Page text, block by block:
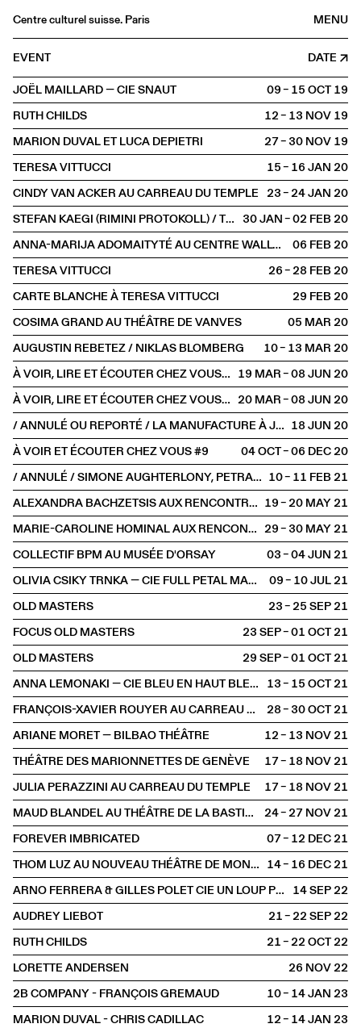
MENU
Centre culturel suisse. Paris
Agenda
Bookshop
Buvette
Archives
Medias
Publications
About
FR/EN
SCENE Show
EVENT
DATE
JOËL MAILLARD — CIE SNAUT
09 – 15 OCT2019
RUTH CHILDS
12 – 13 NOV2019
MARION DUVAL ET LUCA DEPIETRI
27 – 30 NOV2019
TERESA VITTUCCI
15 – 16 JAN2020
CINDY VAN ACKER AU CARREAU DU TEMPLE 23 – 24 JAN2020
STEFAN KAEGI (RIMINI PROTOKOLL) / THOMAS MELLE / MÜNCHNER KAMMERSPIELE 30 JAN – 02 FEB2020
ANNA-MARIJA ADOMAITYTÉ AU CENTRE WALLONIE-BRUXELLES
06 FEB2020
TERESA VITTUCCI
26 – 28 FEB2020
CARTE BLANCHE À TERESA VITTUCCI
29 FEB2020
COSIMA GRAND AU THÉÂTRE DE VANVES
05 MAR2020
AUGUSTIN REBETEZ / NIKLAS BLOMBERG
10 – 13 MAR2020
À VOIR, LIRE ET ÉCOUTER CHEZ VOUS #4 19 MAR – 08 JUN2020
À VOIR, LIRE ET ÉCOUTER CHEZ VOUS #5 20 MAR – 08 JUN2020
/ ANNULÉ OU REPORTÉ / LA MANUFACTURE À JUNE EVENTS 18 JUN2020
À VOIR ET ÉCOUTER CHEZ VOUS #9
04 OCT – 06 DEC2020
/ ANNULÉ / SIMONE AUGHTERLONY, PETRA HRAŠĆANEC, SAŠA BOŽIĆ 10 – 11 FEB2021
ALEXANDRA BACHZETSIS AUX RENCONTRES INTERNATIONALES CHORÉGRAPHIQUES DE SEINE-SAINT-DENIS 19 – 20 MAY2021
MARIE-CAROLINE HOMINAL AUX RENCONTRES CHORÉGRAPHIQUES INTERNATIONALES DE SEINE-SAINT-DENIS 29 – 30 MAY2021
COLLECTIF BPM AU MUSÉE D'ORSAY
03 – 04 JUN2021
OLIVIA CSIKY TRNKA — CIE FULL PETAL MACHINE
09 – 10 JUL2021
OLD MASTERS
23 – 25 SEP2021
FOCUS OLD MASTERS
23 SEP – 01 OCT2021
OLD MASTERS
29 SEP – 01 OCT2021
ANNA LEMONAKI — CIE BLEU EN HAUT BLEU EN BAS 13 – 15 OCT2021
FRANÇOIS-XAVIER ROUYER AU CARREAU DU TEMPLE
28 – 30 OCT2021
ARIANE MORET — BILBAO THÉÂTRE
12 – 13 NOV2021
THÉÂTRE DES MARIONNETTES DE GENÈVE
17 – 18 NOV2021
JULIA PERAZZINI AU CARREAU DU TEMPLE
17 – 18 NOV2021
MAUD BLANDEL AU THÉÂTRE DE LA BASTILLE
24 – 27 NOV2021
FOREVER IMBRICATED
07 – 12 DEC2021
THOM LUZ AU NOUVEAU THÉÂTRE DE MONTREUIL 14 – 16 DEC2021
ARNO FERRERA & GILLES POLET CIE UN LOUP POUR L'HOMME 14 SEP2022
AUDREY LIEBOT
21 – 22 SEP2022
RUTH CHILDS
21 – 22 OCT2022
LORETTE ANDERSEN
26 NOV2022
2B COMPANY - FRANÇOIS GREMAUD
10 – 14 JAN2023
MARION DUVAL - CHRIS CADILLAC
12 – 14 JAN2023